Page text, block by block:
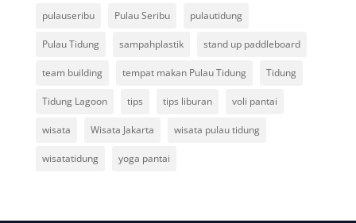
pulauseribu Pulau Seribu pulautidung
Pulau Tidung sampahplastik stand up paddleboard
team building tempat makan Pulau Tidung Tidung
Tidung Lagoon tips tips liburan voli pantai
wisata Wisata Jakarta wisata pulau tidung
wisatatidung yoga pantai